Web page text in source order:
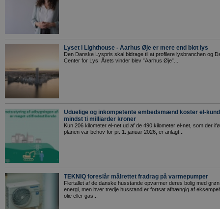
Lyset i Lighthouse - Aarhus Øje er mere end blot lys
Den Danske Lyspris skal bidrage til at profilere lysbranchen og
Center for Lys. Årets vinder blev ”Aarhus Øje”...
Uduelige og inkompetente embedsmænd koster el-
mindst ti milliarder kroner
Kun 206 kilometer el-net ud af de 490 kilometer el-net, som der
planen var behov for pr. 1. januar 2026, er anlagt...
TEKNIQ foreslår målrettet fradrag på varmepumper
Flertallet af de danske husstande opvarmer deres bolig med grøn
energi, men hver tredje husstand er fortsat afhængig af
olie eller gas...